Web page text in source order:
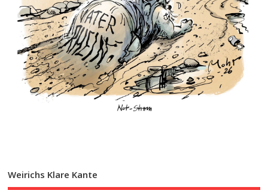
Weirichs Klare Kante